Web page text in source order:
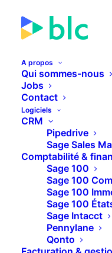
A propos
Qui sommes-nous
Jobs
Contact
Logiciels
CRM
Pipedrive
Sage Sales
Comptabilité &
Sage 100
Sage 100
Sage 100
Sage 100
Sage Intacct
Pennylane
Qonto
🚀
25JOURS05